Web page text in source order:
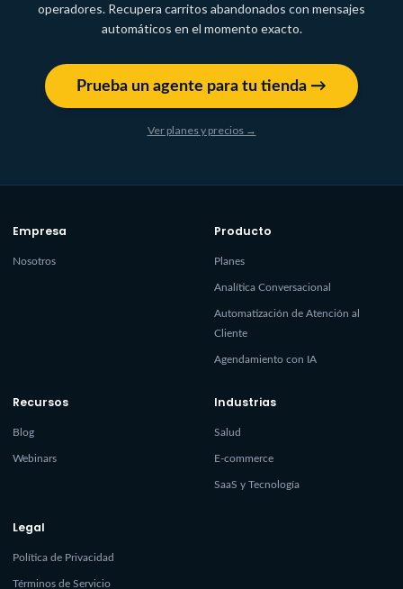
operadores. Recupera carritos abandonados con mensajes
automáticos en el momento exacto.
Prueba un agente para tu tienda →
Ver planes y precios →
Empresa
Nosotros
Producto
Planes
Analítica Conversacional
Automatización de Atención al
Cliente
Agendamiento con IA
Recursos
Blog
Webinars
Industrias
Salud
E-commerce
SaaS y Tecnología
Legal
Política de Privacidad
Términos de Servicio